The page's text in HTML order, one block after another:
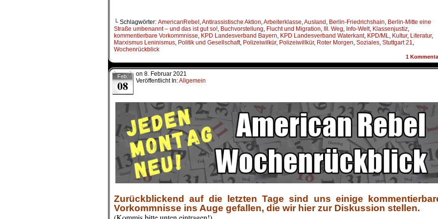
└ Schlagwörter: AmericanRebel ,Antirassistische Aktion,Arbeiterklasse,Ausland , Berlin-Friedrichshain, Berlin-Mitte eine
Straße umbenannt – und das ist gut so!, Buchvorstellung, Flucht und Migration, III. Weg, Info-Welt, Klassenjustiz,
kommentierbare Vorkommnisse, KPD Landesverband Bayern, KPD Landesverband Waterkant, KPD/ML, Kultur, Literatur,
Marxismus Leninismus, Politik und Gesellschaft, Polizeiwilkür, Polizeiwillkür, Roter Morgen, Soziales, Stuttgart 21,
Wochenrückblick
1
Feb.
08
on 8. Februar 2021
Veröffentlicht In:Allgemein
Zurückblickend auf die letzten Tage sind uns einige
Vorkommnisse ins Auge gefallen, die wir hier zur Diskussion stellen.